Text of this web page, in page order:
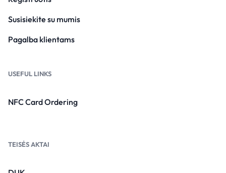
Susisiekite su mumis
Pagalba klientams
USEFUL LINKS
NFC Card Ordering
TEISĖS AKTAI